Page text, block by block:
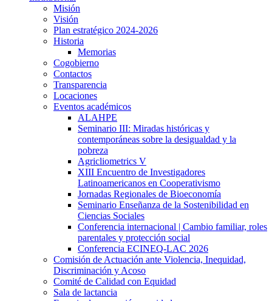
Misión
Visión
Plan estratégico 2024-2026
Historia
Memorias
Cogobierno
Contactos
Transparencia
Locaciones
Eventos académicos
ALAHPE
Seminario III: Miradas históricas y
contemporáneas sobre la desigualdad y la
pobreza
Agricliometrics V
XIII Encuentro de Investigadores
Latinoamericanos en Cooperativismo
Jornadas Regionales de Bioeconomía
Seminario Enseñanza de la Sostenibilidad en
Ciencias Sociales
Conferencia internacional | Cambio familiar, roles
parentales y protección social
Conferencia ECINEQ-LAC 2026
Comisión de Actuación ante Violencia, Inequidad,
Discriminación y Acoso
Comité de Calidad con Equidad
Sala de lactancia